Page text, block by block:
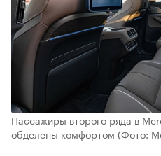
Пассажиры второго ряда в
обделены комфортом (Фото: